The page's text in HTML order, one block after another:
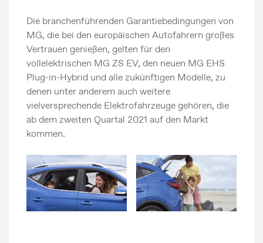
Pressemeldungen
Bildergalerie
MG Motor
Die branchenführenden Garantiebedingungen von
MG, die bei den europäischen Autofahrern großes
Vertrauen genießen, gelten für den
vollelektrischen MG ZS EV, den neuen MG EHS
Plug-in-Hybrid und alle zukünftigen Modelle, zu
denen unter anderem auch weitere
vielversprechende Elektrofahrzeuge gehören, die
ab dem zweiten Quartal 2021 auf den Markt
kommen.